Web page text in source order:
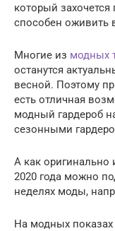
который
способен оживить
Многие из модных
останутся
весной. Поэтому
есть отличная
модный гардероб
сезонными
А как оригинально
2020 года можно
неделях моды,
На модных